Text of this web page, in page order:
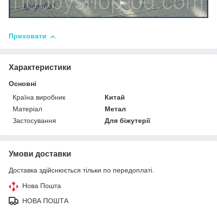
Приховати
Характеристики
Основні
Країна виробник
Китай
Матеріал
Метал
Застосування
Для біжутерії
Умови доставки
Доставка здійснюється тільки по передоплаті.
Нова Пошта
НОВА ПОШТА